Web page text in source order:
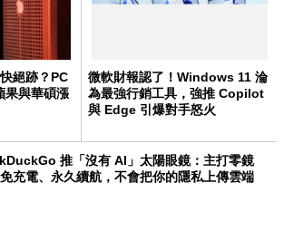
絕跡？PC
果與華碩漲
微軟財報認了！Windows 11 淪
為最強行銷工具，強推 Copilot
與 Edge 引爆對手怒火
推「沒有 AI」太陽眼鏡：主打零鏡
充電、永久續航，不會把你的隱私上傳雲端